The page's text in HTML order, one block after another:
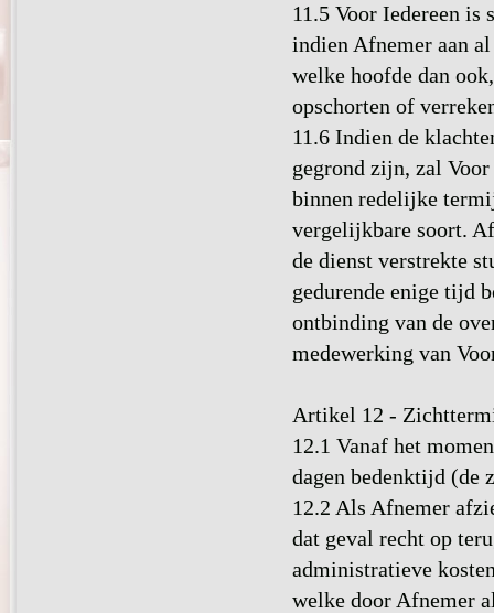
11.5 Voor Iedereen is
indien Afnemer aan
welke hoofde dan
opschorten of
11.6 Indien de
gegrond zijn, zal
binnen redelijke
vergelijkbare soort.
de dienst verstrekte
gedurende enige tijd
ontbinding van de
medewerking van
Artikel 12 -
12.1 Vanaf het
dagen bedenktijd (de
12.2 Als Afnemer
dat geval recht op
administratieve
welke door Afnemer